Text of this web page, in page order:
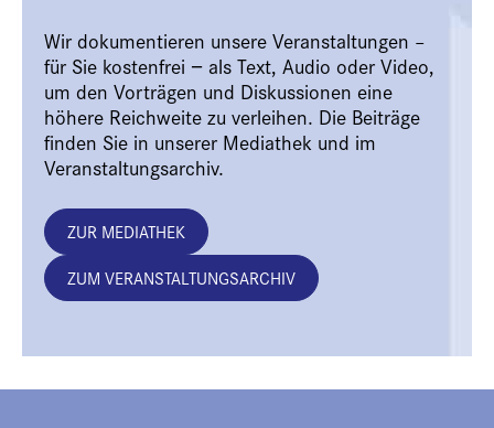
Wir dokumentieren unsere Veranstaltungen –
für Sie kostenfrei − als Text, Audio oder Video,
um den Vorträgen und Diskussionen eine
höhere Reichweite zu verleihen. Die Beiträge
finden Sie in unserer Mediathek und im
Veranstaltungsarchiv.
ZUR MEDIATHEK
ZUM VERANSTALTUNGSARCHIV